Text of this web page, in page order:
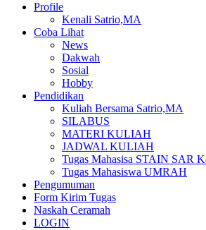
Profile
Kenali Satrio,MA
Coba Lihat
News
Dakwah
Sosial
Hobby
Pendidikan
Kuliah Bersama Satrio,MA
SILABUS
MATERI KULIAH
JADWAL KULIAH
Tugas Mahasisa STAIN SAR
Tugas Mahasiswa UMRAH
Pengumuman
Form Kirim Tugas
Naskah Ceramah
LOGIN